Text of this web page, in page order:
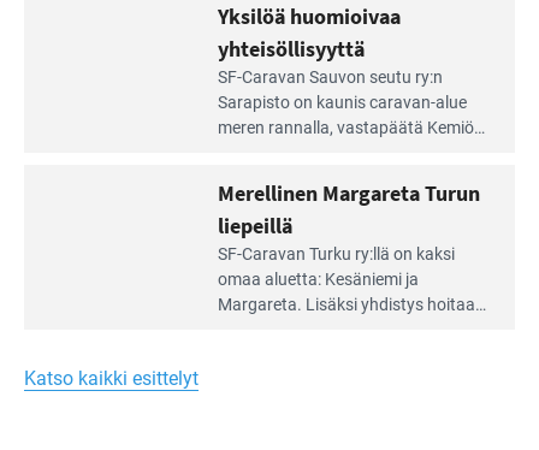
virkistysalueesta.
Yksilöä huomioivaa
yhteisöllisyyttä
SF-Caravan Sauvon seutu ry:n
Sarapisto on kaunis caravan-alue
meren rannalla, vasta­päätä Kemiön
kymmenen paikkaa ilman sähköä.
Turun
liepeillä
Merellinen Margareta Turun
liepeillä
SF-Caravan Turku ry:llä on kaksi
omaa aluet­ta: Kesäniemi ja
Margareta. Lisäksi yhdis­tys hoitaa
Katso kaikki esittelyt